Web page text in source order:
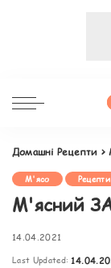
Домашні Рецепти >
М'ясо
М'ясний
14.04.2021
Last Updated: